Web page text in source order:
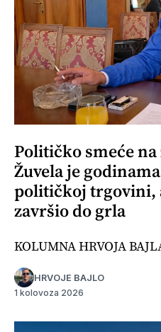
Političko smeće
Žuvela je
političkoj trgovini,
završio do grla
KOLUMNA HRVOJA
HRVOJE BAJLO
1 kolovoza 2026